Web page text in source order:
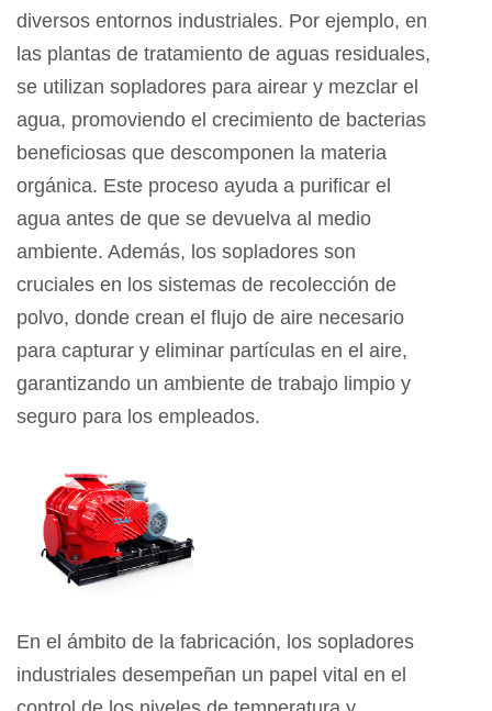
diversos entornos industriales. Por ejemplo, en
las plantas de tratamiento de aguas residuales,
se utilizan sopladores para airear y mezclar el
agua, promoviendo el crecimiento de bacterias
beneficiosas que descomponen la materia
orgánica. Este proceso ayuda a purificar el
agua antes de que se devuelva al medio
ambiente. Además, los sopladores son
cruciales en los sistemas de recolección de
polvo, donde crean el flujo de aire necesario
para capturar y eliminar partículas en el aire,
garantizando un ambiente de trabajo limpio y
seguro para los empleados.
En el ámbito de la fabricación, los sopladores
industriales desempeñan un papel vital en el